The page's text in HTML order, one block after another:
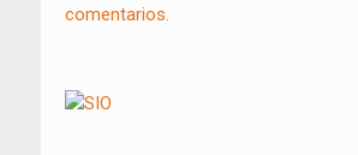
comentarios.